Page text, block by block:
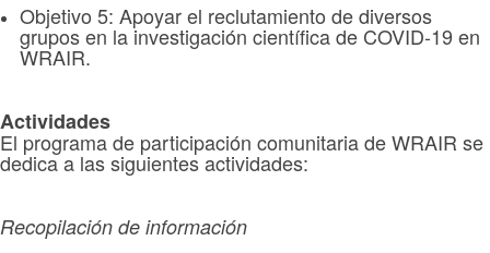
Objetivo 5: Apoyar el reclutamiento de diversos
grupos en la investigación científica de COVID-19 en
WRAIR.
Actividades
El programa de participación comunitaria de WRAIR se
dedica a las siguientes actividades:
Recopilación de información